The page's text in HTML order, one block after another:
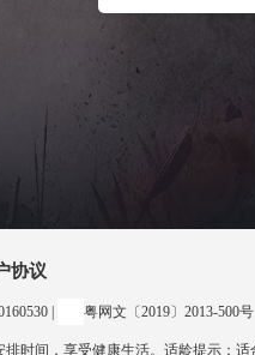
协议
| 粤网文〔2019〕2013-500号
时间，享受健康生活。适龄提示：适